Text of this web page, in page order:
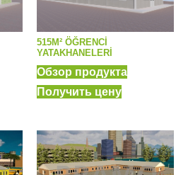
515M² ÖĞRENCI
YATAKHANELERI
Обзор продукта
Получить цену